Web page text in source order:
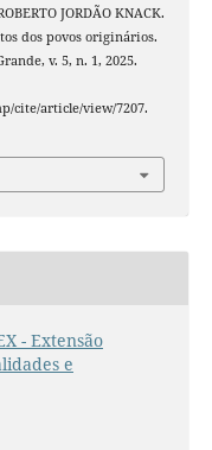
JORDÃO KNACK.
dos povos originários.
v. 5, n. 1, 2025.
cite/article/view/7207.
- Extensão
e